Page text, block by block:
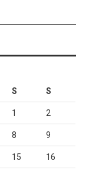
S S
1 2
8 9
15 16